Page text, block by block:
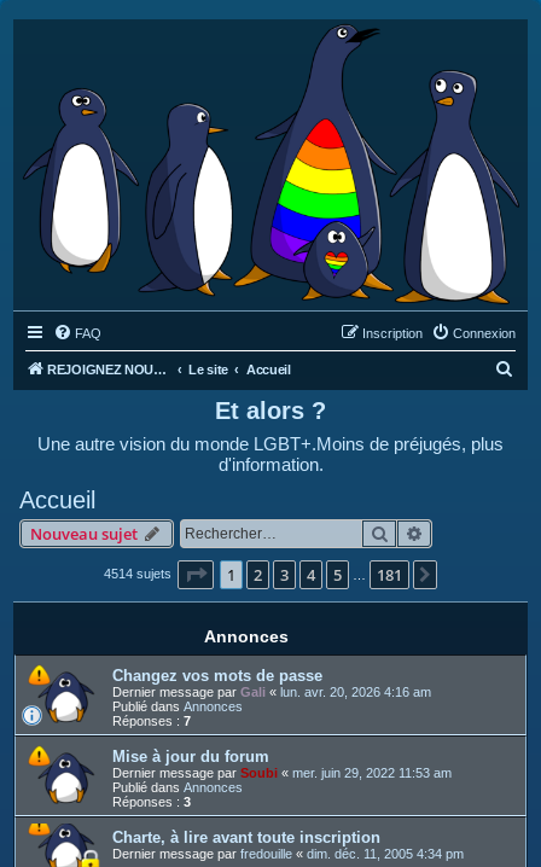
FAQ Connexion
Inscription
REJOIGNEZ NOUS SUR DISCORD : https://discord.gg/4C2Bvub Le site Accueil
e
Et alors ?
Une autre vision du monde LGBT+.Moins de préjugés, plus
d'information.
Accueil
Nouveau sujet Rechercher
4514 sujets Page 1sur181
1 2 3 4 5 181
Annonces
Changez vos mots de passe
Dernier message par Gali « lun. avr. 20, 2026 4:16 am
Publié dans Annonces
Réponses : 7
Mise à jour du forum
Dernier message par Soubi « mer. juin 29, 2022 11:53 am
Publié dans Annonces
Réponses : 3
Charte, à lire avant toute inscription
Dernier message par fredouille « dim. déc. 11, 2005 4:34 pm